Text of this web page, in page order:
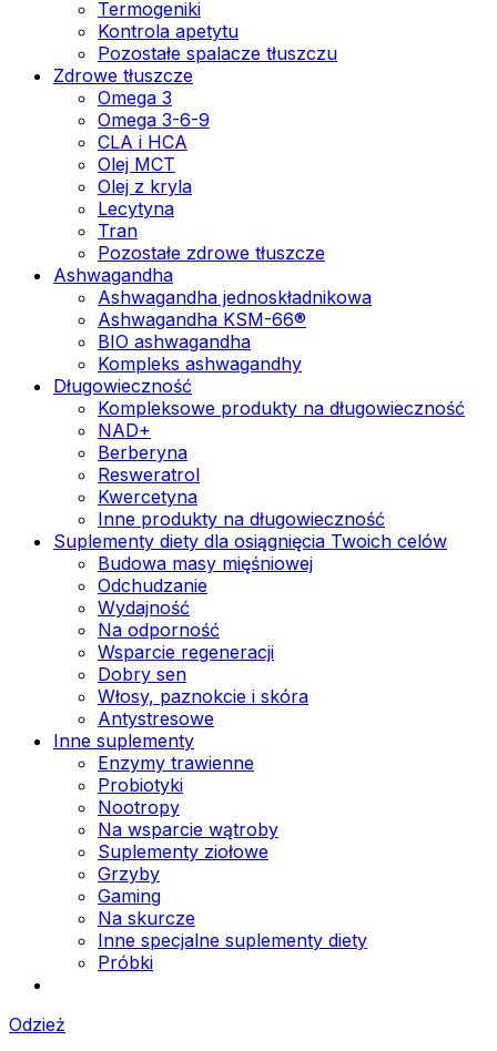
Termogeniki
Kontrola apetytu
Pozostałe spalacze tłuszczu
Zdrowe tłuszcze
Omega 3
Omega 3-6-9
CLA i HCA
Olej MCT
Olej z kryla
Lecytyna
Tran
Pozostałe zdrowe tłuszcze
Ashwagandha
Ashwagandha jednoskładnikowa
Ashwagandha KSM-66®
BIO ashwagandha
Kompleks ashwagandhy
Długowieczność
Kompleksowe produkty na długowieczność
NAD+
Berberyna
Resweratrol
Kwercetyna
Inne produkty na długowieczność
Suplementy diety dla osiągnięcia Twoich celów
Budowa masy mięśniowej
Odchudzanie
Wydajność
Na odporność
Wsparcie regeneracji
Dobry sen
Włosy, paznokcie i skóra
Antystresowe
Inne suplementy
Enzymy trawienne
Probiotyki
Nootropy
Na wsparcie wątroby
Suplementy ziołowe
Grzyby
Gaming
Na skurcze
Inne specjalne suplementy diety
Próbki
Odzież